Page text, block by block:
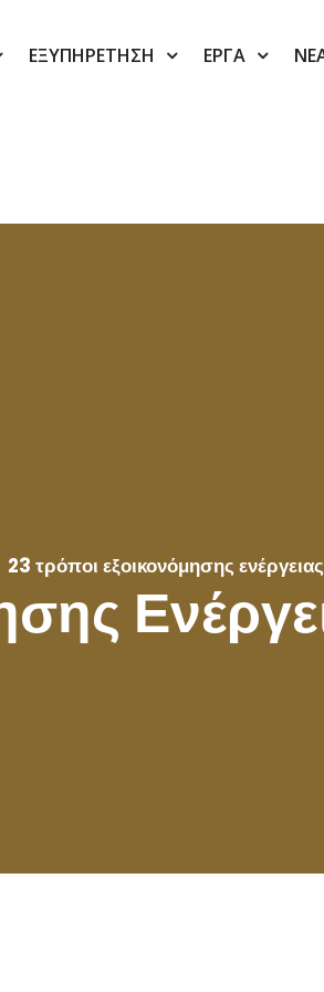
ΕΞΥΠΗΡΕΤΗΣΗ ΕΡΓΑ
23 τρόποι εξοικονόμησης ενέργειας